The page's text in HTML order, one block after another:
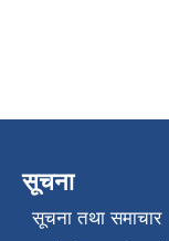
सूचना
सूचना तथा समाचार